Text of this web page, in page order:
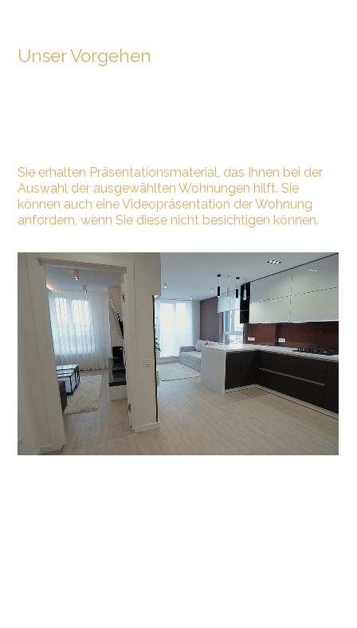
Unser Vorgehen
Sie erhalten Präsentationsmaterial, das Ihnen bei der
Auswahl der ausgewählten Wohnungen hilft. Sie
können auch eine Videopräsentation der Wohnung
anfordern, wenn Sie diese nicht besichtigen können.